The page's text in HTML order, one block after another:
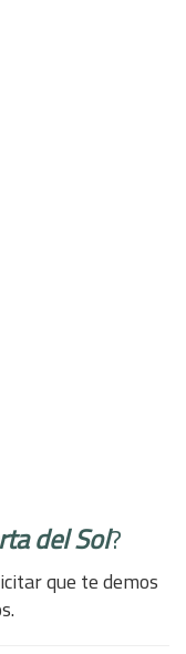
del Sol?
que te demos